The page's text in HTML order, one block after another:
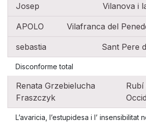
Josep Vilanova i
APOLO Vilafranca del
sebastia Sant Pere
Disconforme total
Renata Grzebielucha
Fraszczyk
Rubí
L’avaricia, l’estupidesa i l’ insensibilitat